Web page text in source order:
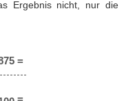
Ergebnis nicht, nur die
=